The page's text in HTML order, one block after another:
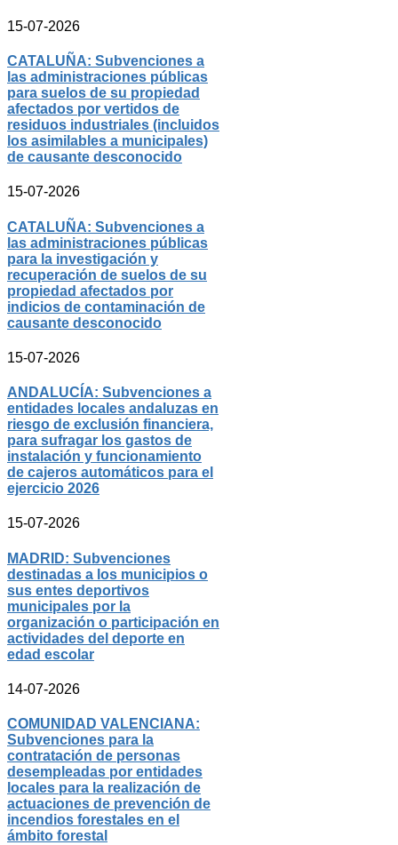
15-07-2026
CATALUÑA: Subvenciones a
las administraciones públicas
para suelos de su propiedad
afectados por vertidos de
residuos industriales (incluidos
los asimilables a municipales)
de causante desconocido
15-07-2026
CATALUÑA: Subvenciones a
las administraciones públicas
para la investigación y
recuperación de suelos de su
propiedad afectados por
indicios de contaminación de
causante desconocido
15-07-2026
ANDALUCÍA: Subvenciones a
entidades locales andaluzas en
riesgo de exclusión financiera,
para sufragar los gastos de
instalación y funcionamiento
de cajeros automáticos para el
ejercicio 2026
15-07-2026
MADRID: Subvenciones
destinadas a los municipios o
sus entes deportivos
municipales por la
organización o participación en
actividades del deporte en
edad escolar
14-07-2026
COMUNIDAD VALENCIANA:
Subvenciones para la
contratación de personas
desempleadas por entidades
locales para la realización de
actuaciones de prevención de
incendios forestales en el
ámbito forestal